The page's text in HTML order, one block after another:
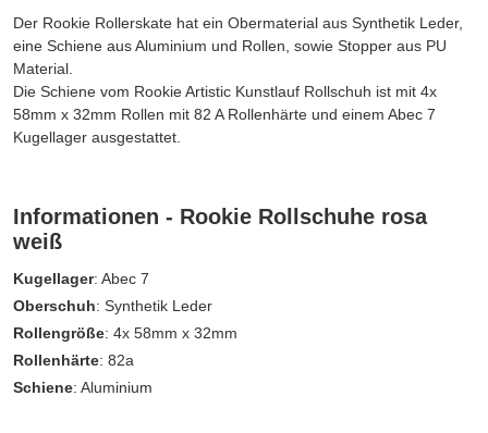
Der Rookie Rollerskate hat ein Obermaterial aus Synthetik Leder,
eine Schiene aus Aluminium und Rollen, sowie Stopper aus PU
Material.
Die Schiene vom Rookie Artistic Kunstlauf Rollschuh ist mit 4x
58mm x 32mm Rollen mit 82 A Rollenhärte und einem Abec 7
Kugellager ausgestattet.
Informationen - Rookie Rollschuhe rosa
weiß
Kugellager: Abec 7
Oberschuh: Synthetik Leder
Rollengröße: 4x 58mm x 32mm
Rollenhärte: 82a
Schiene: Aluminium